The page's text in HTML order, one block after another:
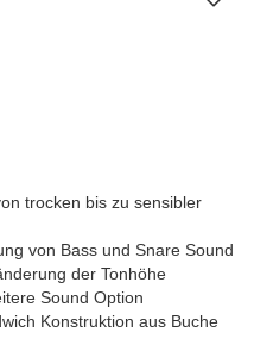
trocken bis zu sensibler
von Bass und Snare Sound
der Tonhöhe
Sound Option
Konstruktion aus Buche